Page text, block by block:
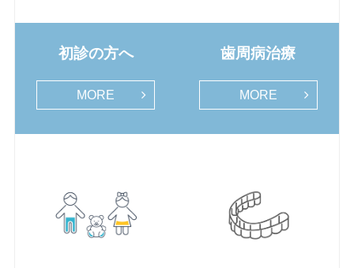
初診の方へ
MORE
歯周病治療
MORE